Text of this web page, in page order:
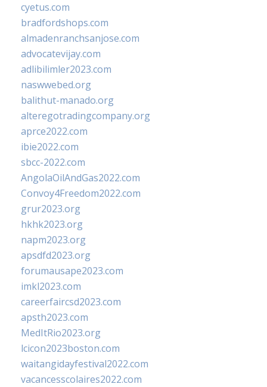
cyetus.com
bradfordshops.com
almadenranchsanjose.com
advocatevijay.com
adlibilimler2023.com
naswwebed.org
balithut-manado.org
alteregotradingcompany.org
aprce2022.com
ibie2022.com
sbcc-2022.com
AngolaOilAndGas2022.com
Convoy4Freedom2022.com
grur2023.org
hkhk2023.org
napm2023.org
apsdfd2023.org
forumausape2023.com
imkl2023.com
careerfaircsd2023.com
apsth2023.com
MedItRio2023.org
lcicon2023boston.com
waitangidayfestival2022.com
vacancesscolaires2022.com